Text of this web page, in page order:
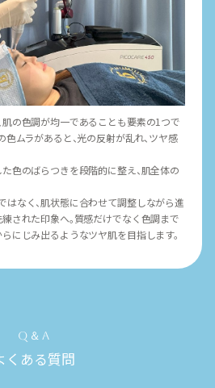
肌の色調が均一であることも要素の1つで
色ムラがあると、光の反射が乱れ、ツヤ感
色のばらつきを段階的に整え、肌全体の
なく、肌状態に合わせて調整しながら進
された印象へ。質感だけでなく色調まで
にじみ出るようなツヤ肌を目指します。
Q＆A
くある質問